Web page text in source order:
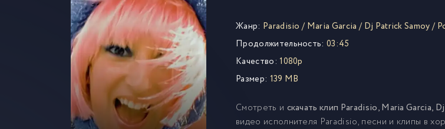
Жанр: Paradisio / Maria Garcia / Dj Patrick Samoy/
Продолжительность: 03:45
Качество: 1080p
Размер: 139 MB
Смотреть и скачать клип Paradisio, Maria Garcia,
видео исполнителя Paradisio, песни и клипы в